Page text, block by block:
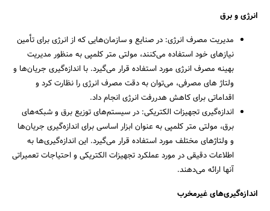
انرژی و برق
مدیریت مصرف انرژی: در صنایع و سازمان‌هایی که از انرژی برای تأمین
نیازهای خود استفاده می‌کنند، مولتی متر کلمپی به منظور مدیریت
بهینه مصرف انرژی مورد استفاده قرار می‌گیرد. با اندازه‌گیری جریان‌ها و
ولتاژ های مصرفی، می‌توان به دقت مصرف انرژی را نظارت کرد و
اقداماتی برای کاهش هدررفت انرژی انجام داد.
اندازه‌گیری تجهیزات الکتریکی: در سیستم‌های توزیع برق و شبکه‌های
برق، مولتی متر کلمپی به عنوان ابزار اساسی برای اندازه‌گیری جریان‌ها
و ولتاژهای مختلف مورد استفاده قرار می‌گیرد. این اندازه‌گیری‌ها به
اطلاعات دقیقی در مورد عملکرد تجهیزات الکتریکی و احتیاجات تعمیراتی
آنها ارائه می‌دهند.
اندازه‌گیری‌های غیرمخرب